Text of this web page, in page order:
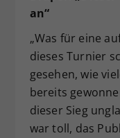
an“
„Was für eine
dieses Turnier
gesehen, wie
bereits
dieser Sieg
war toll, das